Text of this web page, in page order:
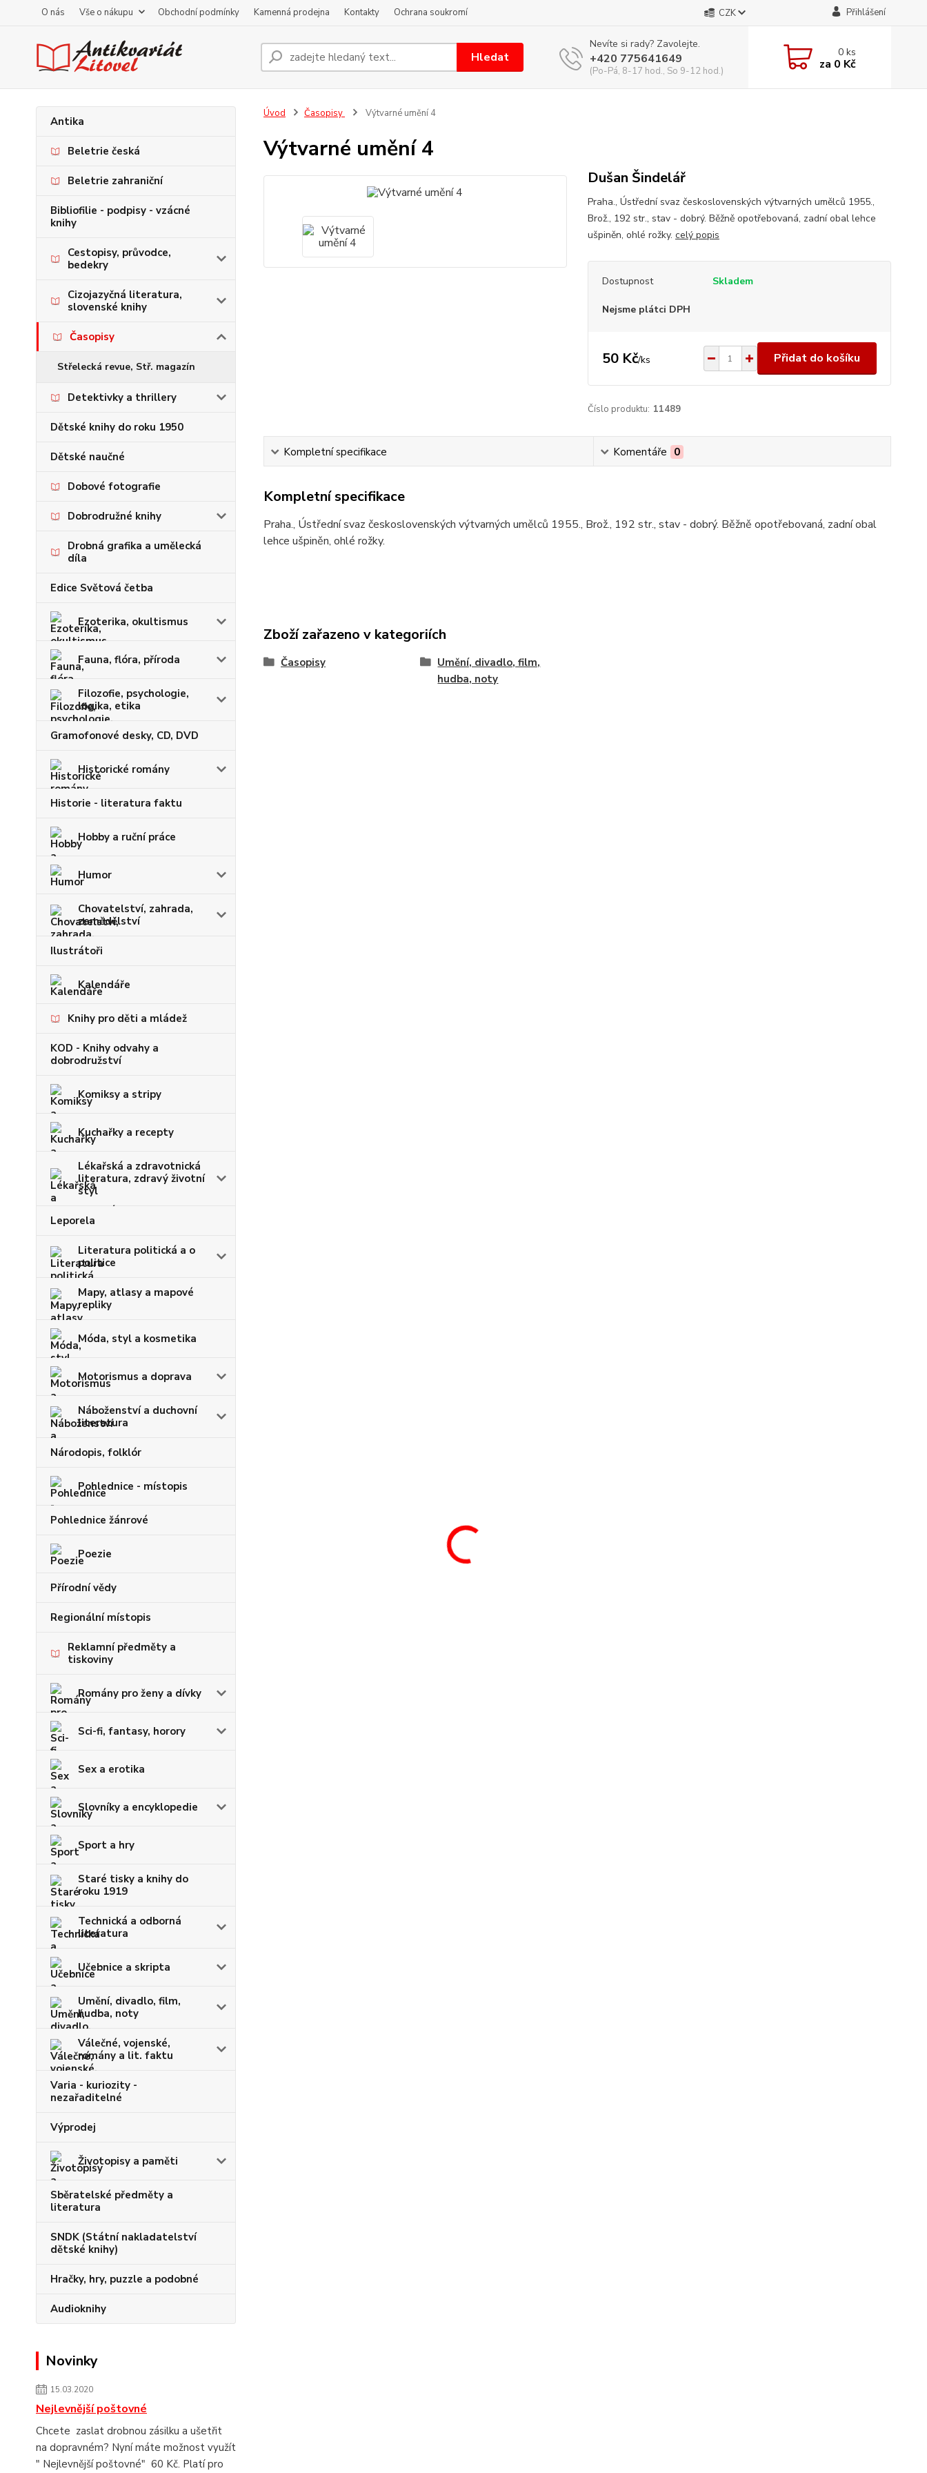
O nás Vše o nákupu Obchodní podmínky Kamenná prodejna Kontakty Ochrana soukromí CZK Přihlášení
Hledat
Nevíte si rady? Zavolejte.
+420 775641649
(Po-Pá, 8-17 hod., So 9-12 hod.)
0ks
za 0 Kč
Antika
Beletrie česká
Beletrie zahraniční
Bibliofilie - podpisy - vzácné
knihy
Cestopisy, průvodce,
bedekry
Cizojazyčná literatura,
slovenské knihy
Časopisy
Střelecká revue, Stř. magazín
Detektivky a thrillery
Dětské knihy do roku 1950
Dětské naučné
Dobové fotografie
Dobrodružné knihy
Drobná grafika a umělecká
díla
Edice Světová četba
Ezoterika, okultismus
Fauna, flóra, příroda
Filozofie, psychologie,
logika, etika
Gramofonové desky, CD, DVD
Historické romány
Historie - literatura faktu
Hobby a ruční práce
Humor
Chovatelství, zahrada,
zemědělství
Ilustrátoři
Kalendáře
Knihy pro děti a mládež
KOD - Knihy odvahy a
dobrodružství
Komiksy a stripy
Kuchařky a recepty
Lékařská a zdravotnická
literatura, zdravý životní
styl
Leporela
Literatura politická a o
politice
Mapy, atlasy a mapové
repliky
Móda, styl a kosmetika
Motorismus a doprava
Náboženství a duchovní
literatura
Národopis, folklór
Pohlednice - místopis
Pohlednice žánrové
Poezie
Přírodní vědy
Regionální místopis
Reklamní předměty a
tiskoviny
Romány pro ženy a dívky
Sci-fi, fantasy, horory
Sex a erotika
Slovníky a encyklopedie
Sport a hry
Staré tisky a knihy do
roku 1919
Technická a odborná
literatura
Učebnice a skripta
Umění, divadlo, film,
hudba, noty
Válečné, vojenské,
romány a lit. faktu
Varia - kuriozity -
nezařaditelné
Výprodej
Životopisy a paměti
Sběratelské předměty a
literatura
SNDK (Státní nakladatelství
dětské knihy)
Hračky, hry, puzzle a podobné
Audioknihy
Novinky
15.03.2020
Nejlevnější poštovné
Chcete zaslat drobnou zásilku a ušetřit
na dopravném? Nyní máte možnost využít
" Nejlevnější poštovné" 60 Kč. Platí pro
Úvod Časopisy Výtvarné umění 4
Výtvarné umění 4
Dušan Šindelář
Praha., Ústřední svaz československých výtvarných umělců 1955.,
Brož., 192 str., stav - dobrý. Běžně opotřebovaná, zadní obal lehce
ušpiněn, ohlé rožky. celý popis
Dostupnost Skladem
Nejsme plátci DPH
50 Kč/ks Přidat do košíku
Číslo produktu: 11489
Kompletní specifikace Komentáře 0
Kompletní specifikace
Praha., Ústřední svaz československých výtvarných umělců 1955., Brož., 192 str., stav - dobrý. Běžně opotřebovaná, zadní obal
lehce ušpiněn, ohlé rožky.
Zboží zařazeno v kategoriích
Časopisy
Umění, divadlo, film,
hudba, noty